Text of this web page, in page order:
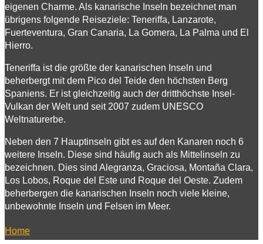
Europa
Kanarische Inseln
Teneriffa
eigenen Charme. Als kanarische Inseln bezeichnet man
übrigens folgende Reiseziele: Teneriffa, Lanzarote,
Fuerteventura, Gran Canaria, La Gomera, La Palma und El
Hierro.
Teneriffa ist die größte der kanarischen Inseln und
beherbergt mit dem Pico del Teide den höchsten Berg
Spaniens. Er ist gleichzeitig auch der dritthöchste Insel-
Vulkan der Welt und seit 2007 zudem UNESCO
Weltnaturerbe.
Neben den 7 Hauptinseln gibt es auf den Kanaren noch 6
weitere Inseln. Diese sind häufig auch als Mittelinseln zu
bezeichnen. Dies sind Alegranza, Graciosa, Montaña Clara,
Los Lobos, Roque del Este und Roque del Oeste. Zudem
beherbergen die kanarischen Inseln noch viele kleine,
unbewohnte Inseln und Felsen im Meer.
Home